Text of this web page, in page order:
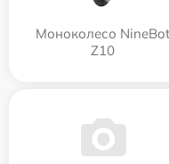
Моноколесо NineBot
Z10